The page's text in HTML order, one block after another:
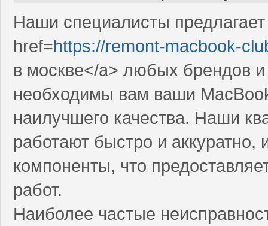
Наши специалисты
href=https://remont-macbook-
в москве</a> любых брендов
необходимы вам ваши
наилучшего качества. Наши
работают быстро и
компоненты, что
работ.
Наиболее частые